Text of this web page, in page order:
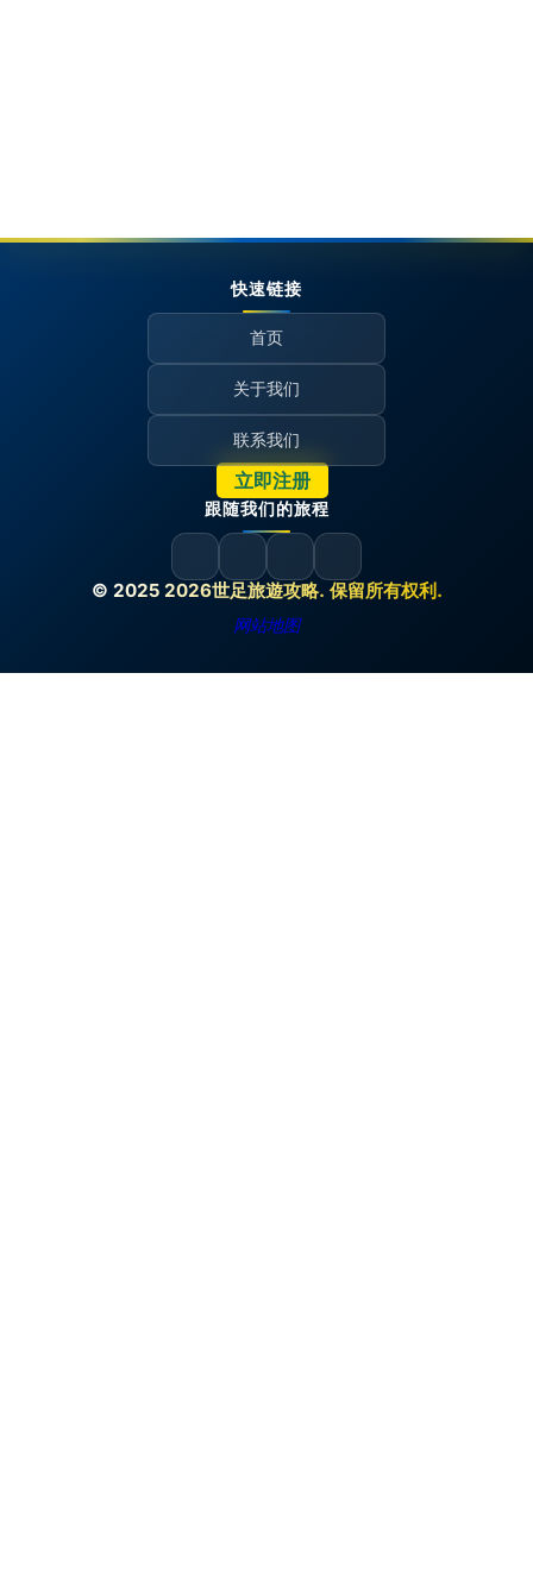
© 2025 2026世足旅遊攻略. 保留所有权利.
网站地图
快速链接
首页
关于我们
联系我们
立即注册
跟随我们的旅程